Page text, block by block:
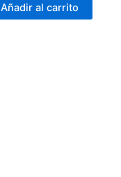
Añadir al carrito